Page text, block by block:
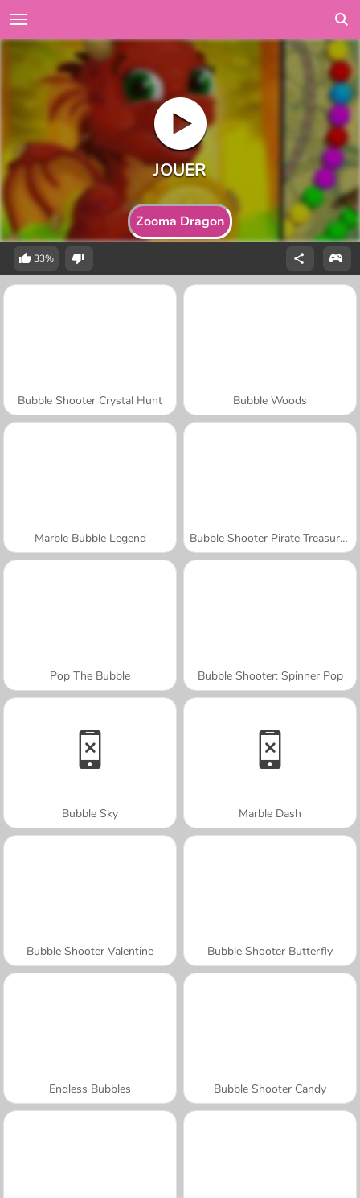
Zooma Dragon
33%
Bubble Shooter Crystal Hunt Bubble Woods
Marble Bubble Legend Bubble Shooter Pirate Treasures
Pop The Bubble Bubble Shooter: Spinner Pop
Bubble Sky Marble Dash
Bubble Shooter Valentine Bubble Shooter Butterfly
Endless Bubbles Bubble Shooter Candy